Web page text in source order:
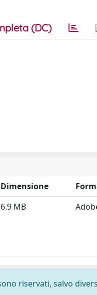
(DC)
Dimensione
6.9 MB
riservati, salvo